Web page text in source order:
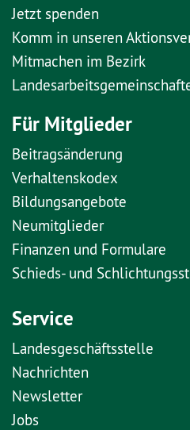
Jetzt spenden
Komm in unseren
Mitmachen im Bezirk
Für Mitglieder
Beitragsänderung
Verhaltenskodex
Bildungsangebote
Neumitglieder
Finanzen und Formulare
Schieds- und
Service
Landesgeschäftsstelle
Nachrichten
Newsletter
Jobs